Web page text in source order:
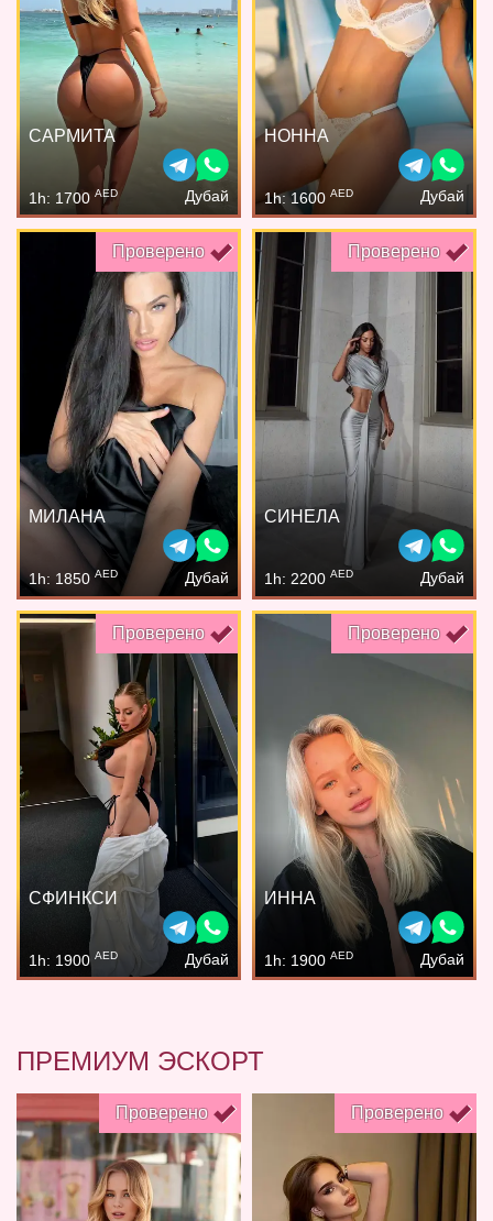
САРМИТА
1h: 1700 AED Дубай
НОННА
1h: 1600 AED Дубай
Проверено
МИЛАНА
1h: 1850 AED Дубай
Проверено
СИНЕЛА
1h: 2200 AED Дубай
Проверено
СФИНКСИ
1h: 1900 AED Дубай
Проверено
ИННА
1h: 1900 AED Дубай
ПРЕМИУМ ЭСКОРТ
Проверено Проверено